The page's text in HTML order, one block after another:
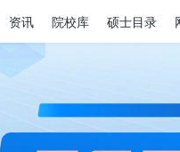
资讯 院校库 硕士目录